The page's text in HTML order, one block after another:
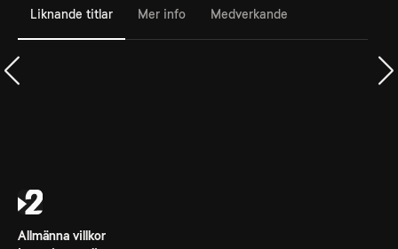
Liknande titlar Mer info Medverkande
Allmänna villkor